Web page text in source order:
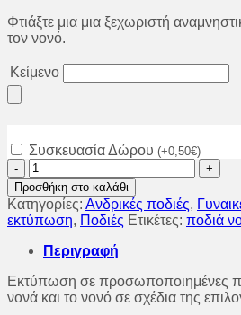
Φτιάξτε μια μια ξεχωριστή
τον νονό.
Κείμενο
Συσκευασία Δώρου (+0,50€)
Ποδιά
βάπτισης
για
τη
νονά
και
τον
νονό.
Ποδιά
Προσθήκη στο καλάθι
Κατηγορίες: Ανδρικές ποδιές,
εκτύπωση, Ποδιές Ετικέτες: ποδιά
Περιγραφή
Εκτύπωση σε προσωποποιημένες
νονά και το νονό σε σχέδια της